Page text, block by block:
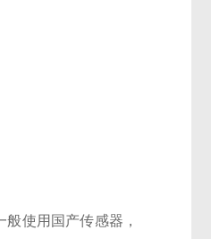
使用国产传感器，